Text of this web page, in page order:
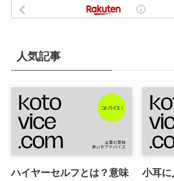
人気記事
ハイヤーセルフとは？意味
小耳に